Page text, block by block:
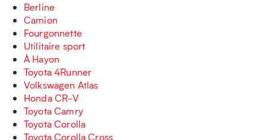
Berline
Camion
Fourgonnette
Utilitaire sport
À Hayon
Toyota 4Runner
Volkswagen Atlas
Honda CR-V
Toyota Camry
Toyota Corolla
Toyota Corolla Cross